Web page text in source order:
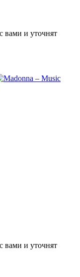
вами и уточнят
вами и уточнят